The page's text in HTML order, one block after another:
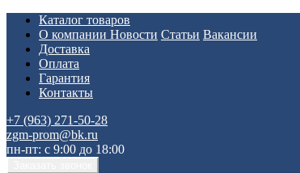
Каталог товаров
О компании Новости Статьи Вакансии
Доставка
Оплата
Гарантия
Контакты
+7 (963) 271-50-28
zgm-prom@bk.ru
пн-пт: с 9:00 до 18:00